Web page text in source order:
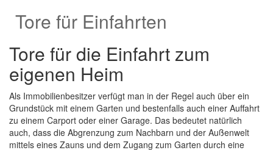
Tore für Einfahrten
Tore für die Einfahrt zum
eigenen Heim
Als Immobilienbesitzer verfügt man in der Regel auch über ein
Grundstück mit einem Garten und bestenfalls auch einer Auffahrt
zu einem Carport oder einer Garage. Das bedeutet natürlich
auch, dass die Abgrenzung zum Nachbarn und der Außenwelt
mittels eines Zauns und dem Zugang zum Garten durch eine